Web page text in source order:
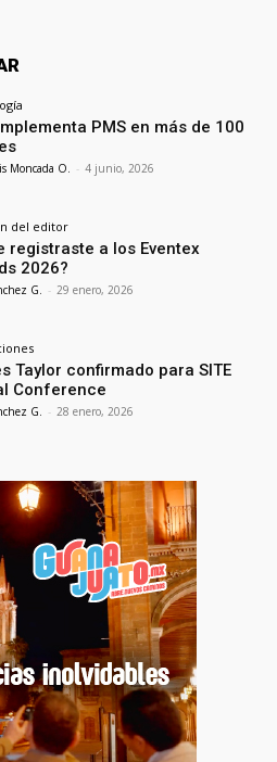
PMS en más de 100
Moncada O. - 4 junio, 2026
del editor
registraste a los Eventex
2026?
G. - 29 enero, 2026
Taylor confirmado para SITE
Conference
G. - 28 enero, 2026